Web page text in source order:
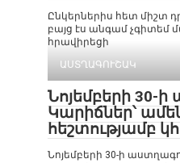
Ընկերներիս հետ միշտ
բայց էս անգամ չգիտեմ
հրավիրեցի
ԱՍՏՂԱԳՈՒՇԱԿ
Նոյեմբերի 30-ի
Կարիճներ՝
հեշտությամբ
Նոյեմբերի 30-ի